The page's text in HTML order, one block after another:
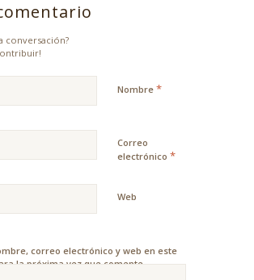
conversación?
Nombre *
Correo
electrónico *
Web
correo electrónico y web en este
la próxima vez que comente.